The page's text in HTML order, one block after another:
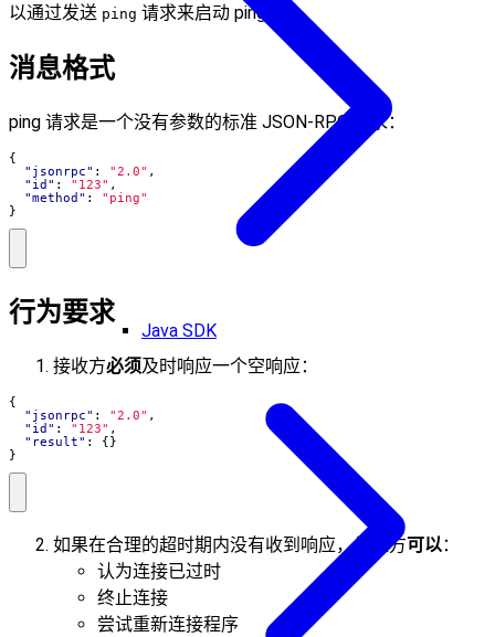
Java SDK
以通过发送 ping 请求来启动 ping。
消息格式
ping 请求是一个没有参数的标准 JSON-RPC 请求：
{
"jsonrpc" : "2.0" ,
"id" : "123" ,
"method" :
"ping"
}
行为要求
接收方必须及时响应一个空响应：
{
"jsonrpc" : "2.0" ,
"id" : "123" ,
"result" :
{}
}
如果在合理的超时期内没有收到响应，发送方可以：
认为连接已过时
终止连接
尝试重新连接程序